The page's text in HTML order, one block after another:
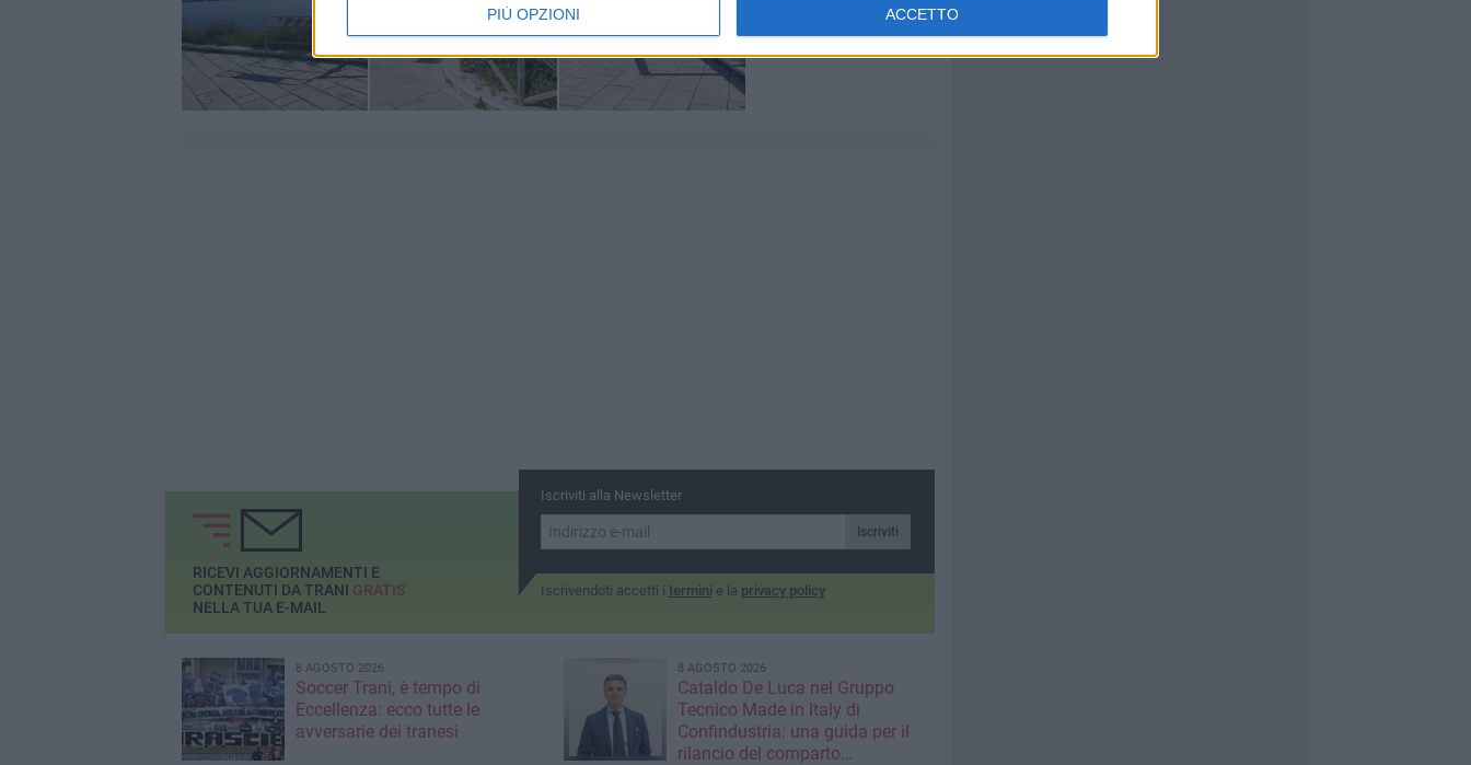
PIÙ OPZIONI ACCETTO
Iscriviti alla Newsletter
Iscriviti
Iscrivendoti accetti i termini e la privacy policy
RICEVI AGGIORNAMENTI E
CONTENUTI DA TRANI GRATIS
NELLA TUA E-MAIL
8 AGOSTO 2026
Soccer Trani, è tempo di
Eccellenza: ecco tutte le
avversarie dei tranesi
8 AGOSTO 2026
Cataldo De Luca nel Gruppo
Tecnico Made in Italy di
Confindustria: una guida per il
rilancio del comparto